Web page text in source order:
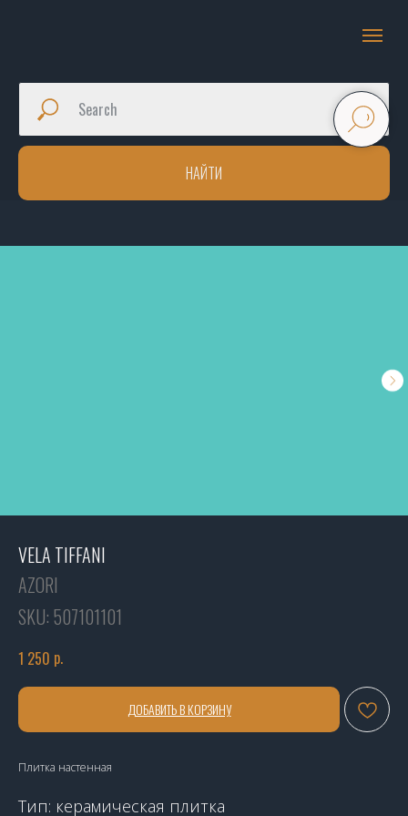
НАЙТИ
VELA TIFFANI
AZORI
SKU: 507101101
1 250 р.
ДОБАВИТЬ В КОРЗИНУ
Плитка настенная
Тип: керамическая плитка